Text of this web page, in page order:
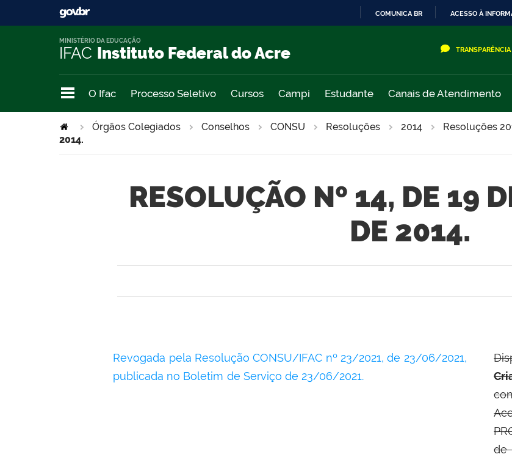
COMUNICA BR ACESSO À
IFAC Instituto Federal do Acre
MINISTÉRIO DA EDUCAÇÃO
O Ifac Processo Seletivo Cursos Campi Estudante Canais de Atendimento
Órgãos Colegiados Conselhos CONSU Resoluções 2014 Resoluções
2014.
RESOLUÇÃO Nº 14, DE 19
DE 2014.
Revogada pela Resolução CONSU/IFAC nº 23/2021, de 23/06/2021,
publicada no Boletim de Serviço de 23/06/2021.